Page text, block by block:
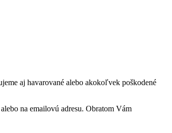
aj havarované alebo akokoľvek poškodené
na emailovú adresu. Obratom Vám